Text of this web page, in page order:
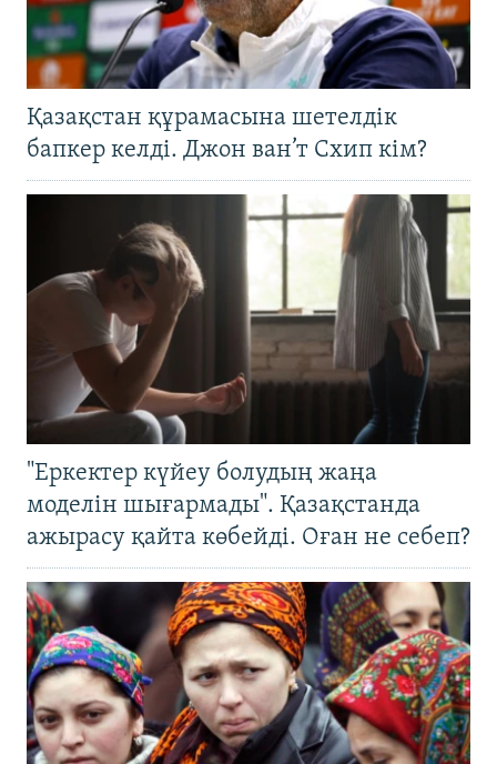
Қазақстан құрамасына шетелдік
бапкер келді. Джон ван’т Схип кім?
"Еркектер күйеу болудың жаңа
моделін шығармады". Қазақстанда
ажырасу қайта көбейді. Оған не себеп?